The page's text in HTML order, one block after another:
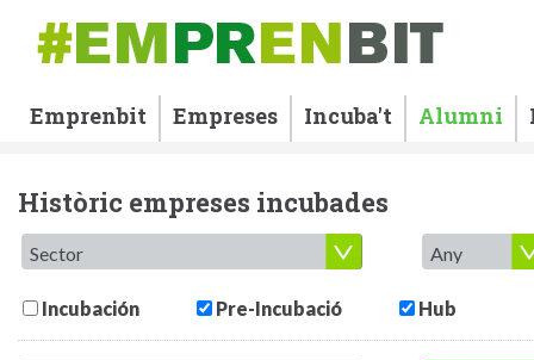
Emprenbit Empreses Incuba't Alumni
Històric empreses incubades
Incubación Pre-Incubació Hub